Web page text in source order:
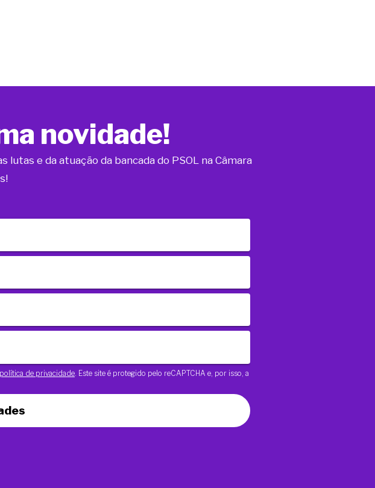
novidade!
e da atuação da bancada do PSOL na Câmara
política de privacidade . Este site é protegido pelo reCAPTCHA e, por isso, a